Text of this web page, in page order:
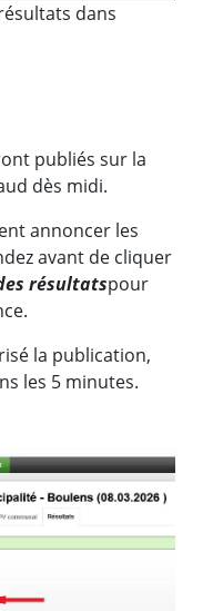
dans
publiés sur la
dès midi.
annoncer les
avant de cliquer
résultatspour
la publication,
les 5 minutes.